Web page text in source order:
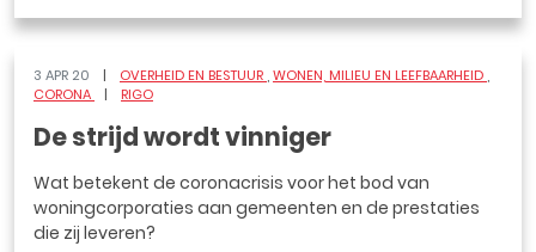
3 APR 20 OVERHEID EN BESTUUR WONEN, MILIEU EN LEEFBAARHEID
CORONA
RIGO
De strijd wordt vinniger
Wat betekent de coronacrisis voor het bod van
woningcorporaties aan gemeenten en de prestaties
die zij leveren?